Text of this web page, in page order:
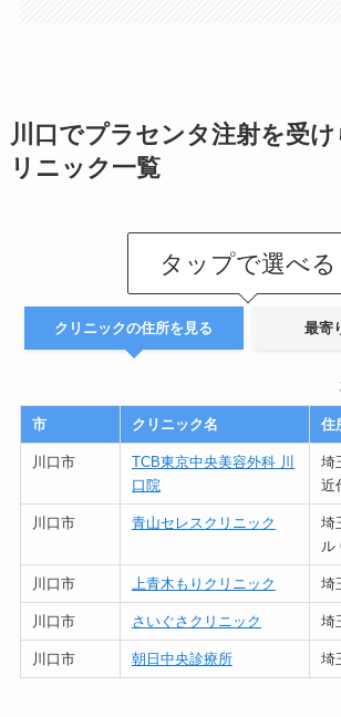
川口でプラセンタ注射を受け
リニック一覧
タップで選べる
クリニックの住所を見る 最寄
市 クリニック名 住
川口市
TCB東京中央美容外科 川
口院
埼
近
川口市 青山セレスクリニック
埼
ル
川口市 上青木もりクリニック 埼
川口市 さいぐさクリニック 埼
川口市 朝日中央診療所 埼